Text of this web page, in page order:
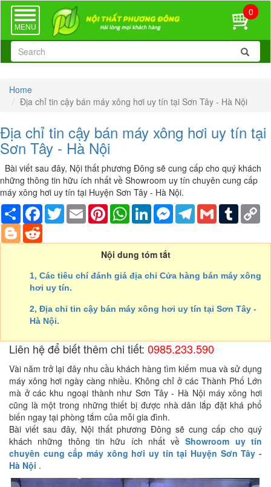
TOGGLE
NAVIGATION
MENU
0
Home
Địa chỉ tin cậy bán máy xông hơi uy tín tại Sơn Tây - Hà Nội
Địa chỉ tin cậy bán máy xông hơi uy tín tại
Sơn Tây - Hà Nội
Bài viết sau đây, Nội thất phương Đông sẽ cung cấp cho quý khách
những thông tin hữu ích nhất về Showroom uy tín chuyên cung cấp
máy xông hơi uy tín tại Huyện Sơn Tây - Hà Nội.
Share Facebook
TwitterEmail PinterestWhatsAppLinkedInMessengerTelegram
Gmail Tumblr
Blogger
Nội dung tóm tắt
1, Các tiêu chí đánh giá địa chỉ Cửa hàng bán máy xông
hơi uy tín.
2, Địa chỉ tin cậy bán máy xông hơi uy tín tại Sơn Tây -
Hà Nội.
Liên hệ để biết thêm chi tiết: 0985.233.590
Vài năm trở lại đây nhu cầu khách hàng tìm kiếm mua và sử dụng
máy xông hơi ngày càng nhiều. Không chỉ ở các Thành Phố Lớn
mà ở các khu ngoại thành như Sơn Tây - Hà Nội máy xông hơi
cũng là một trong những thiết bị được nhà dân lắp đặt khá phổ
biến ngay tại phòng tắm của mỗi gia đình.
Bài viết sau đây, Nội thất phương Đông sẽ cung cấp cho quý
khách những thông tin hữu ích nhất vềShowroom uy tín
chuyên cung cấp máy xông hơi uy tín tại Huyện Sơn Tây -
Hà Nội .